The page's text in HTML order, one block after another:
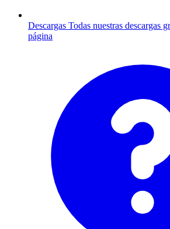
Descargas Todas nuestras descargas
página